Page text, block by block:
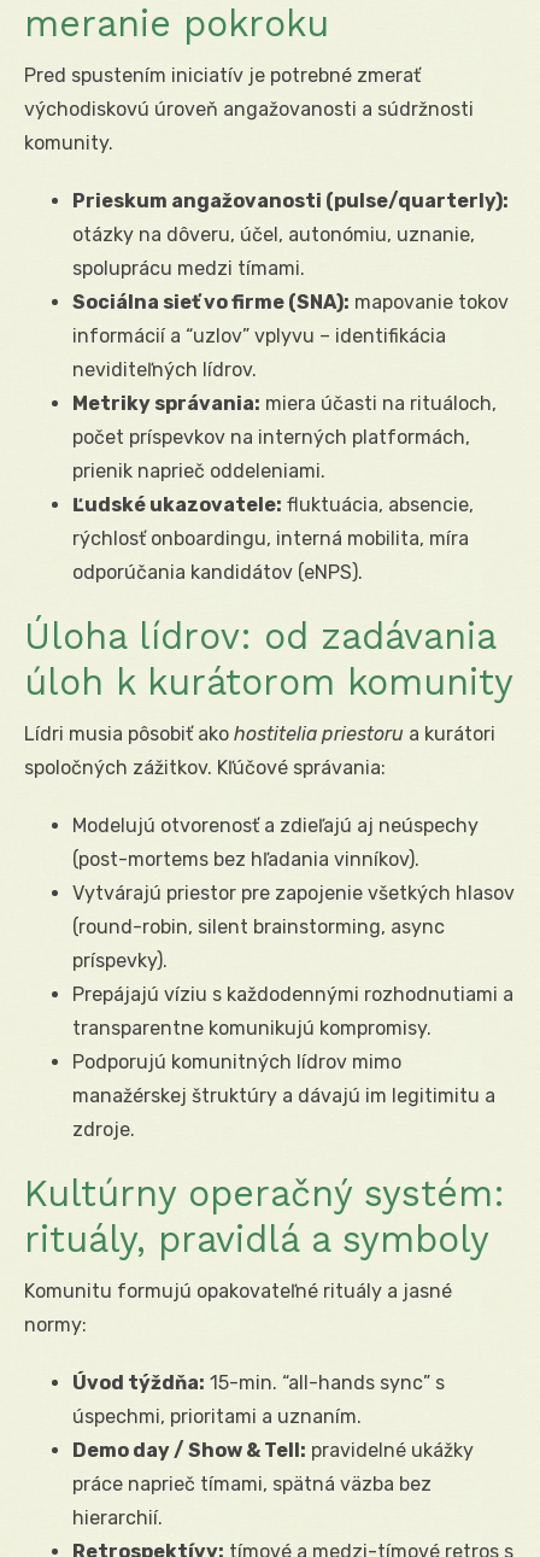
meranie pokroku
Pred spustením iniciatív je potrebné zmerať
východiskovú úroveň angažovanosti a súdržnosti
komunity.
Prieskum angažovanosti (pulse/quarterly):
otázky na dôveru, účel, autonómiu, uznanie,
spoluprácu medzi tímami.
Sociálna sieť vo firme (SNA): mapovanie tokov
informácií a “uzlov” vplyvu – identifikácia
neviditeľných lídrov.
Metriky správania: miera účasti na rituáloch,
počet príspevkov na interných platformách,
prienik naprieč oddeleniami.
Ľudské ukazovatele: fluktuácia, absencie,
rýchlosť onboardingu, interná mobilita, míra
odporúčania kandidátov (eNPS).
Úloha lídrov: od zadávania
úloh k kurátorom komunity
Lídri musia pôsobiť ako hostitelia priestoru a kurátori
spoločných zážitkov. Kľúčové správania:
Modelujú otvorenosť a zdieľajú aj neúspechy
(post-mortems bez hľadania vinníkov).
Vytvárajú priestor pre zapojenie všetkých hlasov
(round-robin, silent brainstorming, async
príspevky).
Prepájajú víziu s každodennými rozhodnutiami a
transparentne komunikujú kompromisy.
Podporujú komunitných lídrov mimo
manažérskej štruktúry a dávajú im legitimitu a
zdroje.
Kultúrny operačný systém:
rituály, pravidlá a symboly
Komunitu formujú opakovateľné rituály a jasné
normy:
Úvod týždňa: 15-min. “all-hands sync” s
úspechmi, prioritami a uznaním.
Demo day / Show & Tell: pravidelné ukážky
práce naprieč tímami, spätná väzba bez
hierarchií.
Retrospektívy: tímové a medzi-tímové retros s